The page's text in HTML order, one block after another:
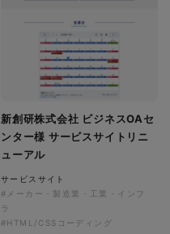
新創研株式会社 ビジネスOAセ
ンター様 サービスサイトリニ
ューアル
サービスサイト
#メーカー・製造業・工業・インフ
ラ
#HTML/CSSコーディング